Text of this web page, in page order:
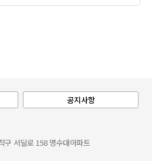
공지사항
구 서달로 158 명수대아파트